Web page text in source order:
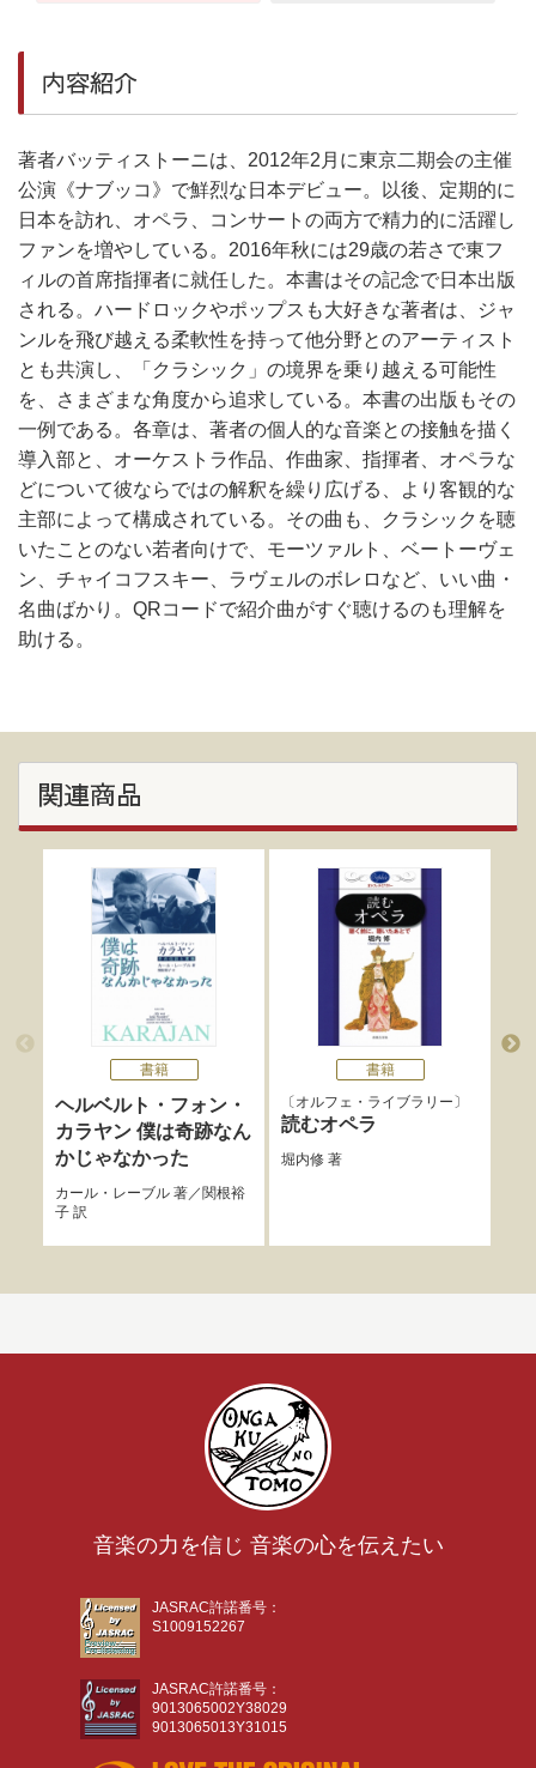
内容紹介
著者バッティストーニは、2012年2月に東京二期会の主催
公演《ナブッコ》で鮮烈な日本デビュー。以後、定期的に
日本を訪れ、オペラ、コンサートの両方で精力的に活躍し
ファンを増やしている。2016年秋には29歳の若さで東フ
ィルの首席指揮者に就任した。本書はその記念で日本出版
される。ハードロックやポップスも大好きな著者は、ジャ
ンルを飛び越える柔軟性を持って他分野とのアーティスト
とも共演し、「クラシック」の境界を乗り越える可能性
を、さまざまな角度から追求している。本書の出版もその
一例である。各章は、著者の個人的な音楽との接触を描く
導入部と、オーケストラ作品、作曲家、指揮者、オペラな
どについて彼ならではの解釈を繰り広げる、より客観的な
主部によって構成されている。その曲も、クラシックを聴
いたことのない若者向けで、モーツァルト、ベートーヴェ
ン、チャイコフスキー、ラヴェルのボレロなど、いい曲・
名曲ばかり。QRコードで紹介曲がすぐ聴けるのも理解を
助ける。
関連商品
書籍
ヘルベルト・フォン・
カラヤン 僕は奇跡なん
かじゃなかった
カール・レーブル著／ 関根裕
子訳
書籍
オルフェ・ライブラリー
読むオペラ
堀内修著
音楽の力を信じ 音楽の心を伝えたい
JASRAC許諾番号：
S1009152267
JASRAC許諾番号：
9013065002Y38029
9013065013Y31015